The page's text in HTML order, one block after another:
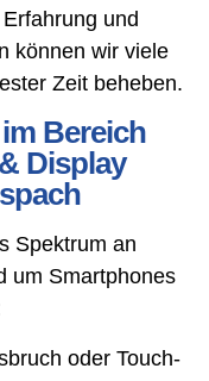
und
können wir viele
Zeit beheben.
Bereich
Display
Spektrum an
um Smartphones
oder Touch-